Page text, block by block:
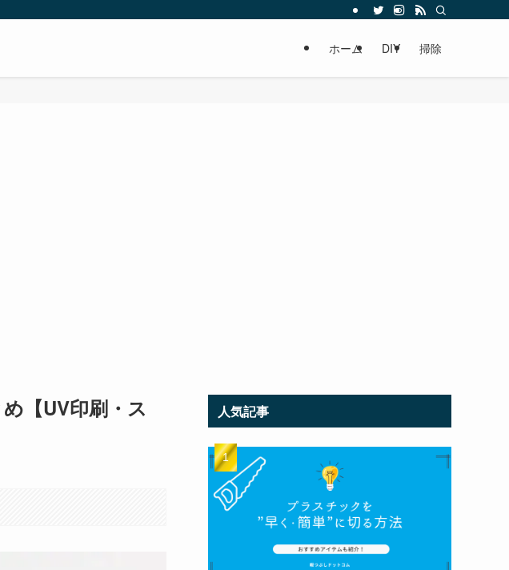
ホーム DIY 掃除
【UV印刷・ス
人気記事